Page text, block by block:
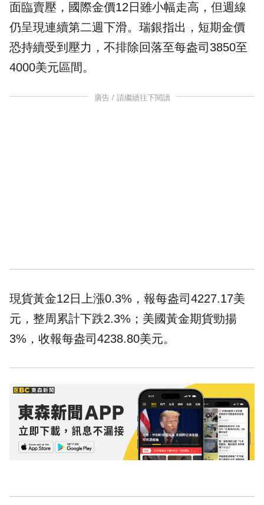
面臨賣壓，國際金價12日雖小幅走高，但週線
仍呈現連續第二週下滑。 瑞銀指出，短期金價
恐持續受到壓力，不排除回落至每盎司3850至
4000美元區間。
廣告 / 請繼續往下閱讀
現貨黃金12日上漲0.3%，報每盎司4227.17美
元，整周累計下跌2.3%； 美國黃金期貨勁揚
3%，收報每盎司4238.80美元。